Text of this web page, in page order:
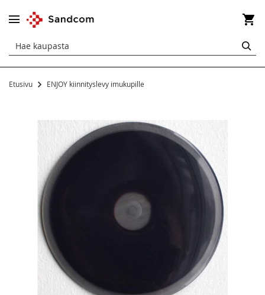
Etusivu ENJOY kiinnityslevy imukupille